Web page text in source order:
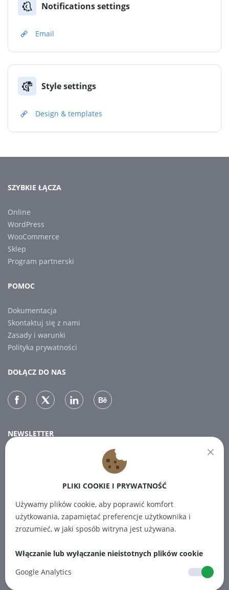
Notifications settings
Email
Style settings
Design & templates
SZYBKIE ŁĄCZA
Online
WordPress
WooCommerce
Sklep
Program partnerski
POMOC
Dokumentacja
Skontaktuj się z nami
Zasady i warunki
Polityka prywatności
DOŁĄCZ DO NAS
NEWSLETTER
Zapisz się do naszego newslettera, aby otrzymywać najnowsze
SUBSCRIBE
© 2012-2026 PINPOINT.WORLD Znaki
towarowe i marki są własnością ich
PLIKI COOKIE I PRYWATNOŚĆ
Używamy plików cookie, aby poprawić komfort
użytkowania, zapamiętać preferencje użytkownika i
zrozumieć, w jaki sposób witryna jest używana.
Włączanie lub wyłączanie nieistotnych plików cookie
Google Analytics